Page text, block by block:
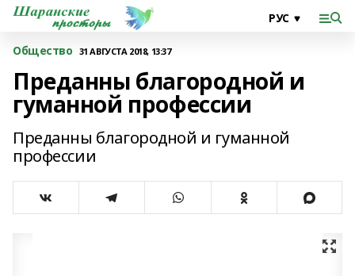
Общество 31 АВГУСТА 2018, 13:37
Преданны благородной и
гуманной профессии
Преданны благородной и гуманной
профессии